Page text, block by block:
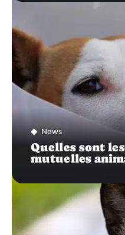
News
Quelles sont
mutuelles